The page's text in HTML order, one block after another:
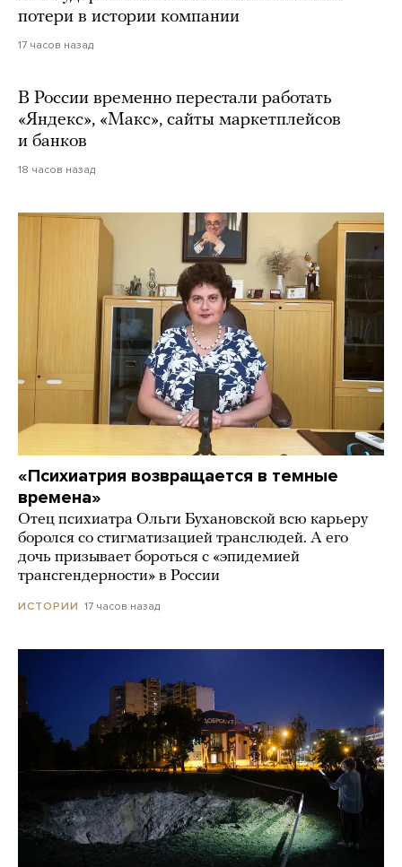
потери в истории компании
17 часов назад
В России временно перестали работать
«Яндекс», «Макс», сайты маркетплейсов
и банков
18 часов назад
«Психиатрия возвращается в темные
времена»
Отец психиатра Ольги Бухановской всю карьеру
боролся со стигматизацией транслюдей. А его
дочь призывает бороться с «эпидемией
трансгендерности» в России
ИСТОРИИ 17 часов назад